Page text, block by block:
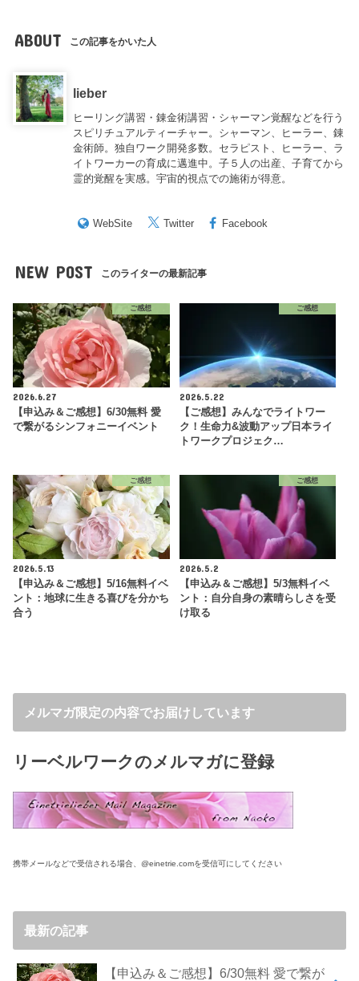
ABOUT この記事をかいた人
lieber
ヒーリング講習・錬金術講習・シャーマン覚醒などを行う
スピリチュアルティーチャー。シャーマン、ヒーラー、錬
金術師。独自ワーク開発多数。セラピスト、ヒーラー、ラ
イトワーカーの育成に邁進中。子５人の出産、子育てから
霊的覚醒を実感。宇宙的視点での施術が得意。
WebSite Twitter Facebook
NEW POST このライターの最新記事
ご感想
2026.6.27
【申込み＆ご感想】6/30無料 愛
で繋がるシンフォニーイベント
ご感想
2026.5.22
【ご感想】みんなでライトワー
ク！生命力&波動アップ日本ライ
トワークプロジェク…
ご感想
2026.5.13
【申込み＆ご感想】5/16無料イベ
ント：地球に生きる喜びを分かち
合う
ご感想
2026.5.2
【申込み＆ご感想】5/3無料イベ
ント：自分自身の素晴らしさを受
け取る
メルマガ限定の内容でお届けしています
リーベルワークのメルマガに登録
携帯メールなどで受信される場合、@einetrie.comを受信可にしてください
最新の記事
【申込み＆ご感想】6/30無料 愛で繋が